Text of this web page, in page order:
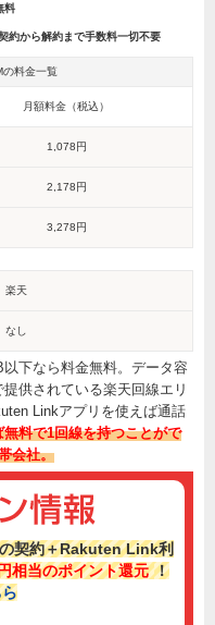
料
約から解約まで手数料一切不要
の料金一覧
月額料金（税込）
1,078円
2,178円
3,278円
楽天
なし
下なら料金無料。データ容
供されている楽天回線エリ
Linkアプリを使えば通話
料で1回線を持つことがで
会社。
契約＋Rakuten Link利
相当のポイント還元 ！